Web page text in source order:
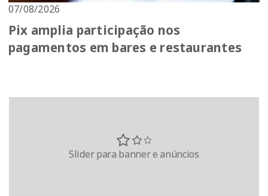
07/08/2026
Pix amplia participação nos
pagamentos em bares e restaurantes
Slider para banner e anúncios